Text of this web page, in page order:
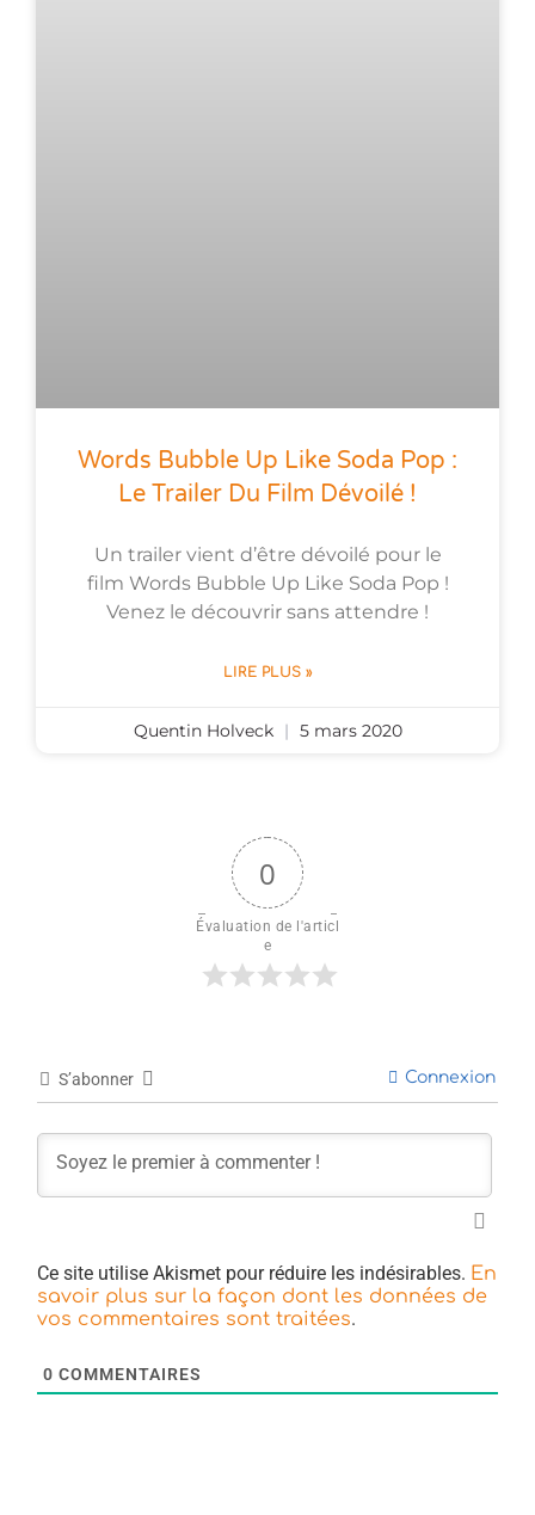
Words Bubble Up Like Soda Pop :
Le Trailer Du Film Dévoilé !
Un trailer vient d’être dévoilé pour le
film Words Bubble Up Like Soda Pop !
Venez le découvrir sans attendre !
LIRE PLUS »
Quentin Holveck 5 mars 2020
0
Évaluation de l'articl
e
S’abonner Connexion
Ce site utilise Akismet pour réduire les indésirables. En
savoir plus sur la façon dont les données de
vos commentaires sont traitées.
0 COMMENTAIRES